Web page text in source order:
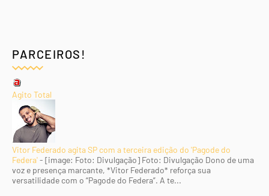
PARCEIROS!
Agito Total
Vitor Federado agita SP com a terceira edição do 'Pagode do
Federa'- [image: Foto: Divulgação] Foto: Divulgação Dono de uma
voz e presença marcante, *Vitor Federado* reforça sua
versatilidade com o “Pagode do Federa”. A te...